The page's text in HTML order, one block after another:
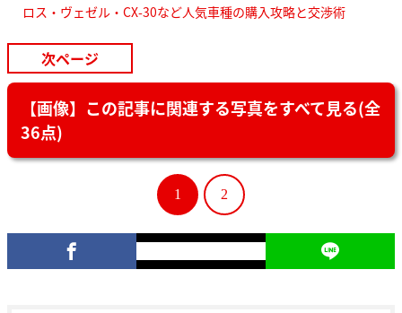
ロス・ヴェゼル・CX-30など人気車種の購入攻略と交渉術
次ページ
【画像】この記事に関連する写真をすべて見る(全
36点)
1 2